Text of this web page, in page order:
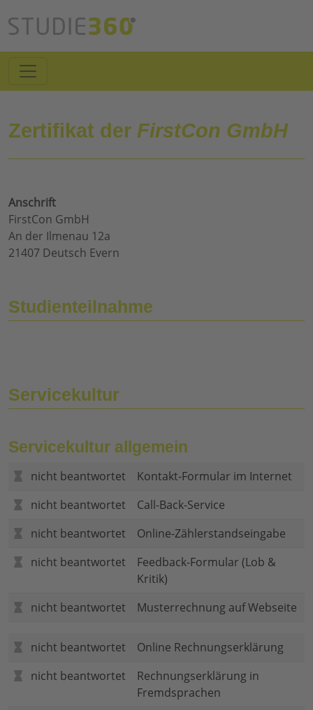
Zertifikat der FirstCon GmbH
Anschrift
FirstCon GmbH
An der Ilmenau 12a
21407 Deutsch Evern
Studienteilnahme
Servicekultur
Servicekultur allgemein
nicht beantwortet
Kontakt-Formular im Internet
nicht beantwortet
Call-Back-Service
nicht beantwortet
Online-Zählerstandseingabe
nicht beantwortet
Feedback-Formular (Lob &
Kritik)
nicht beantwortet
Musterrechnung auf Webseite
nicht beantwortet
Online Rechnungserklärung
nicht beantwortet
Rechnungserklärung in
Fremdsprachen